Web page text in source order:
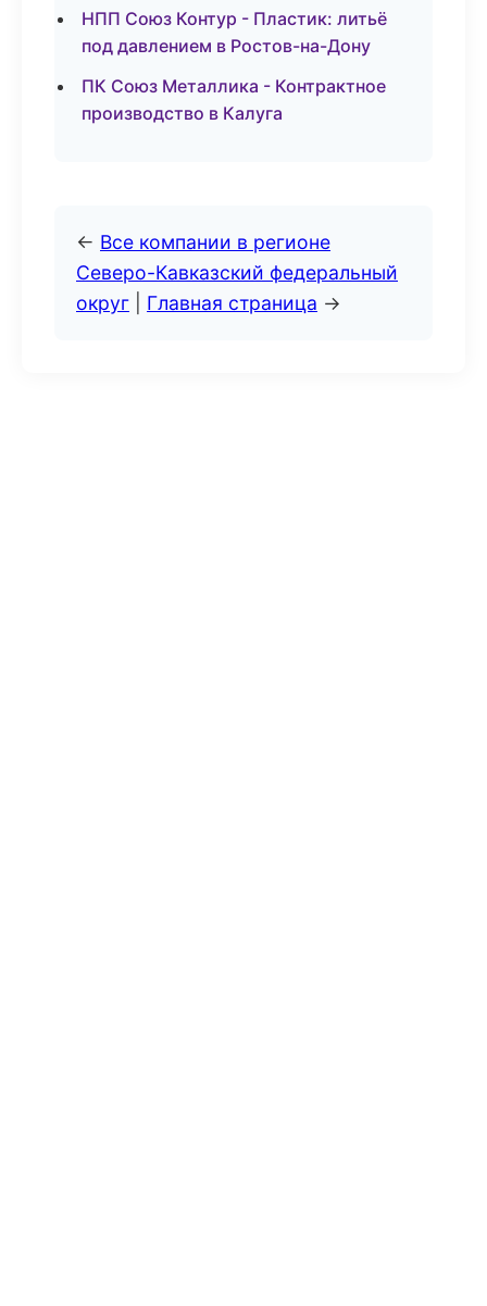
НПП Союз Контур - Пластик: литьё
под давлением в Ростов-на-Дону
ПК Союз Металлика - Контрактное
производство в Калуга
← Все компании в регионе
Северо-Кавказский федеральный
округ
Главная страница →